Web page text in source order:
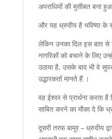
अपराधियों की मुसीबत बना
और यह ध्रुवीय है भविष्या के
लेकिन उनका दिल इस बात से
नागरिकों को बचाने के लिए
उठाया है, उसके बाद भी वे
उद्धारकर्ता मानते हैं ।
वह ईश्वर से प्रार्थना करता
साबित करने का मौका दे कि
दूसरी तरफ बामूर – ध्रुवीय